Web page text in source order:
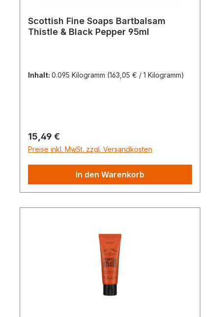
Scottish Fine Soaps Bartbalsam
Thistle & Black Pepper 95ml
Inhalt: 0.095 Kilogramm (163,05 € / 1 Kilogramm)
Regulärer Preis:
15,49 €
Preise inkl. MwSt. zzgl. Versandkosten
In den Warenkorb